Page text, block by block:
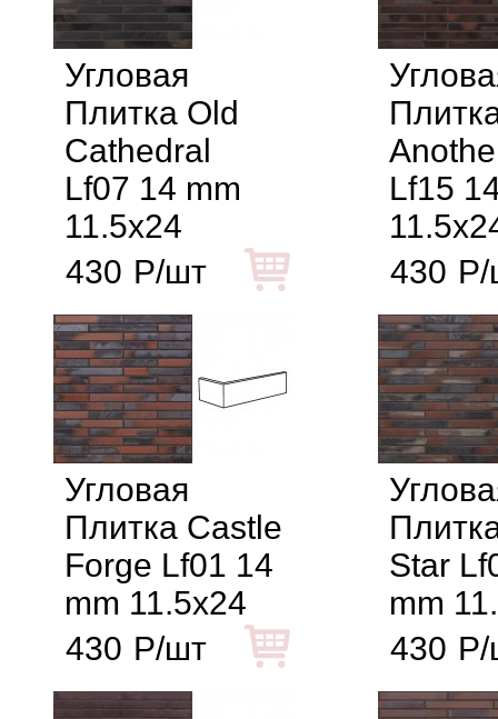
Угловая
Плитка Old
Cathedral
Lf07 14 mm
11.5x24
430 Р/шт
Lf15
430 Р/
Угловая
Плитка Castle
Forge Lf01 14
mm 11.5x24
430 Р/шт
Star
mm
430 Р/